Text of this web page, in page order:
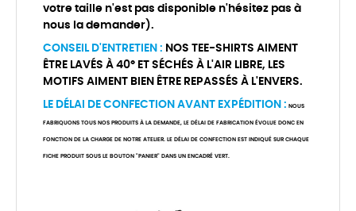
votre taille n'est pas disponible n'hésitez pas à
nous la demander).
CONSEIL D'ENTRETIEN : NOS TEE-SHIRTS AIMENT
ÊTRE LAVÉS À 40° ET SÉCHÉS À L'AIR LIBRE, LES
MOTIFS AIMENT BIEN ÊTRE REPASSÉS À L'ENVERS.
LE DÉLAI DE CONFECTION AVANT EXPÉDITION : NOUS
FABRIQUONS TOUS NOS PRODUITS À LA DEMANDE, LE DÉLAI DE FABRICATION ÉVOLUE DONC EN
FONCTION DE LA CHARGE DE NOTRE ATELIER. LE DÉLAI DE CONFECTION EST INDIQUÉ SUR CHAQUE
FICHE PRODUIT SOUS LE BOUTON "PANIER" DANS UN ENCADRÉ VERT.